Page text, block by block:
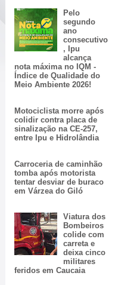
Pelo
segundo
ano
consecutivo
, Ipu
alcança
nota máxima no IQM -
Índice de Qualidade do
Meio Ambiente 2026!
Motociclista morre após
colidir contra placa de
sinalização na CE-257,
entre Ipu e Hidrolândia
Carroceria de caminhão
tomba após motorista
tentar desviar de buraco
em Várzea do Giló
Viatura dos
Bombeiros
colide com
carreta e
deixa cinco
militares
feridos em Caucaia